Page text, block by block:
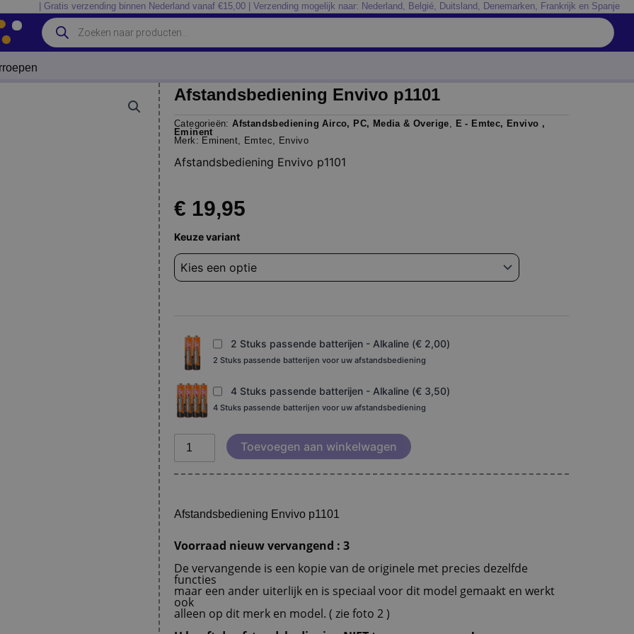
| Gratis verzending binnen Nederland vanaf €15,00 | Verzending mogelijk naar: Nederland, Belgié, Duitsland, Denemarken, Frankrijk en Spanje
Producten
zoeken
Afstandsbediening Envivo p1101
Categorieën: Afstandsbediening Airco, PC, Media & Overige, E - Emtec, Envivo ,
Eminent
Merk: Eminent, Emtec, Envivo
Afstandsbediening Envivo p1101
€ 19,95
Keuze variant
2 Stuks passende batterijen - Alkaline (€ 2,00)
2 Stuks passende batterijen voor uw afstandsbediening
4 Stuks passende batterijen - Alkaline (€ 3,50)
4 Stuks passende batterijen voor uw afstandsbediening
Afstandsbediening
p1101
aantal
Toevoegen aan winkelwagen
Afstandsbediening Envivo p1101
Voorraad nieuw vervangend : 3
De vervangende is een kopie van de originele met precies dezelfde
functies
maar een ander uiterlijk en is speciaal voor dit model gemaakt en werkt
ook
alleen op dit merk en model. ( zie foto 2 )